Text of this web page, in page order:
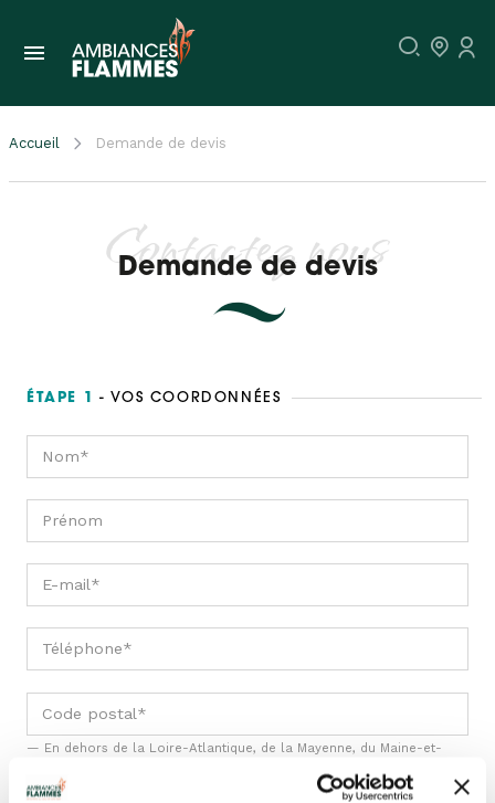
Accueil Demande de devis
Contactez nous
Demande de devis
ÉTAPE 1 - VOS COORDONNÉES
En dehors de la Loire-Atlantique, de la Mayenne, du Maine-et-
vous rapprocher d'un installateur proche de chez vous.